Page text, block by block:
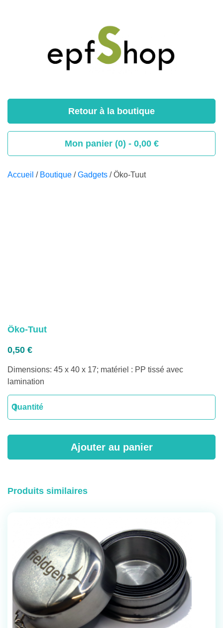
Retour à la boutique
Mon panier (0) - 0,00 €
Accueil / Boutique /Gadgets / Öko-Tuut
Öko-Tuut
0,50 €
Dimensions: 45 x 40 x 17; matériel : PP tissé avec
lamination
Quantité
de
Tuut
Ajouter au panier
Produits similaires